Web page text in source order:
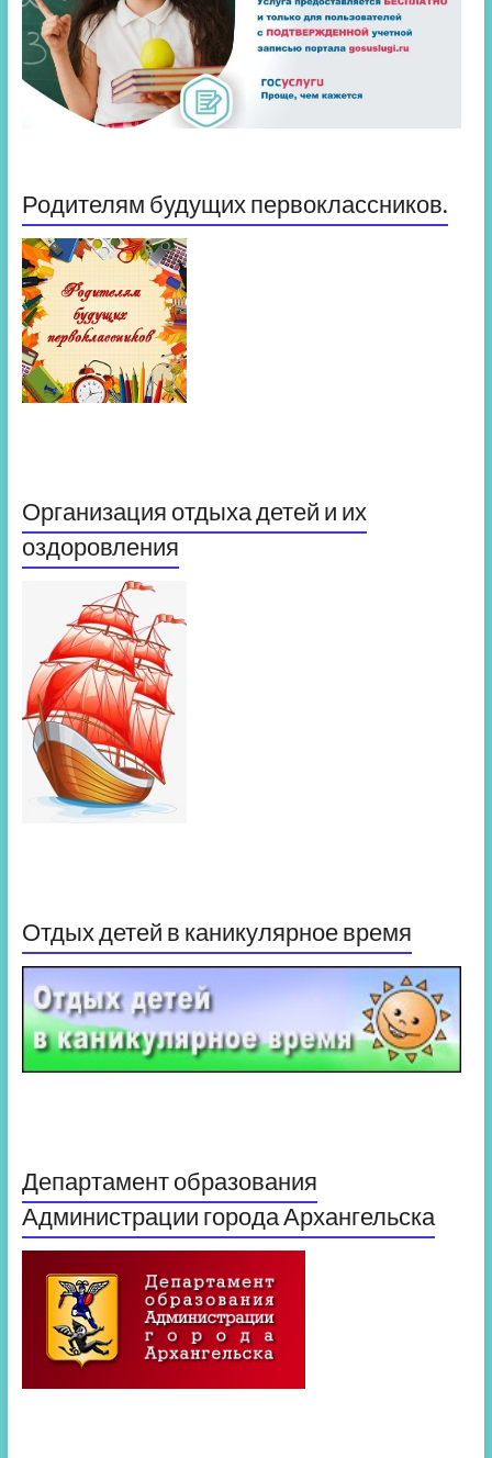
Родителям будущих первоклассников.
Организация отдыха детей и их
оздоровления
Отдых детей в каникулярное время
Департамент образования
Администрации города Архангельска